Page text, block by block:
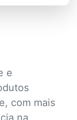
e
com mais
na